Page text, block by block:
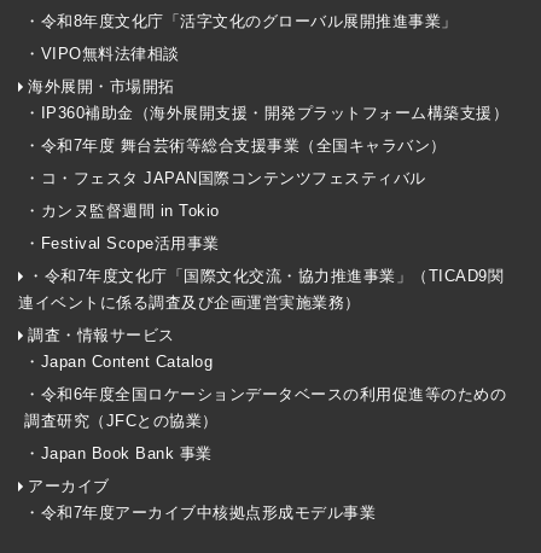
・令和8年度文化庁「活字文化のグローバル展開推進事業」
・VIPO無料法律相談
海外展開・市場開拓
・IP360補助金（海外展開支援・開発プラットフォーム構築支援）
・令和7年度 舞台芸術等総合支援事業（全国キャラバン）
・コ・フェスタ JAPAN国際コンテンツフェスティバル
・カンヌ監督週間 in Tokio
・Festival Scope活用事業
・令和7年度文化庁「国際文化交流・協力推進事業」（TICAD9関
連イベントに係る調査及び企画運営実施業務）
調査・情報サービス
・Japan Content Catalog
・令和6年度全国ロケーションデータベースの利用促進等のための
調査研究（JFCとの協業）
・Japan Book Bank 事業
アーカイブ
・令和7年度アーカイブ中核拠点形成モデル事業